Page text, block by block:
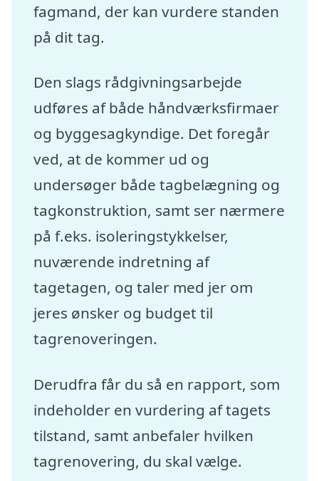
fagmand, der kan vurdere standen
på dit tag.
Den slags rådgivningsarbejde
udføres af både håndværksfirmaer
og byggesagkyndige. Det foregår
ved, at de kommer ud og
undersøger både tagbelægning og
tagkonstruktion, samt ser nærmere
på f.eks. isoleringstykkelser,
nuværende indretning af
tagetagen, og taler med jer om
jeres ønsker og budget til
tagrenoveringen.
Derudfra får du så en rapport, som
indeholder en vurdering af tagets
tilstand, samt anbefaler hvilken
tagrenovering, du skal vælge.